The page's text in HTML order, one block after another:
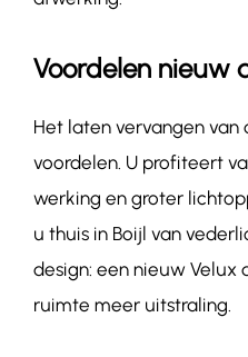
Voordelen nieuw
Het laten vervangen
voordelen. U profiteert
werking en groter
u thuis in Boijl van
design: een nieuw Velux
ruimte meer uitstraling.